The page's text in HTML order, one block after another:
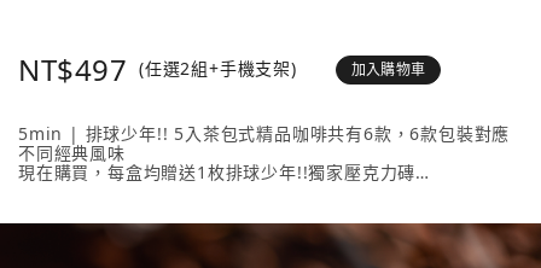
NT$497 (任選2組+手機支架) 加入購物車
5min | 排球少年!! 5入茶包式精品咖啡共有6款，6款包裝對應
不同經典風味
現在購買，每盒均贈送1枚排球少年!!獨家壓克力磚
內容物包含： 5min | 排球少年!! 5入茶包式精品咖啡 （隨盒附
贈1枚壓克力磚）任選2款、《排球少年!!手機支架》任選1款。